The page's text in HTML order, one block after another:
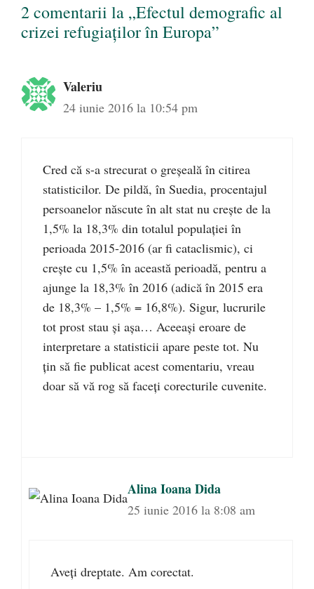
2 comentarii la „Efectul demografic al
crizei refugiaților în Europa”
Valeriu
24 iunie 2016 la 10:54 pm
Cred că s-a strecurat o greşeală în citirea
statisticilor. De pildă, în Suedia, procentajul
persoanelor născute în alt stat nu creşte de la
1,5% la 18,3% din totalul populației în
perioada 2015-2016 (ar fi cataclismic), ci
creşte cu 1,5% în această perioadă, pentru a
ajunge la 18,3% în 2016 (adică în 2015 era
de 18,3% – 1,5% = 16,8%). Sigur, lucrurile
tot prost stau şi aşa… Aceeaşi eroare de
interpretare a statisticii apare peste tot. Nu
ţin să fie publicat acest comentariu, vreau
doar să vă rog să faceţi corecturile cuvenite.
Alina Ioana Dida
25 iunie 2016 la 8:08 am
Aveți dreptate. Am corectat.